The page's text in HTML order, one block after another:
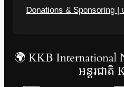
Donations & Sponsoring | ប
🌍 KKB International
អន្តរជាតិ